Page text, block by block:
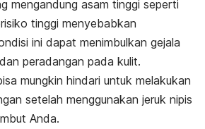
mengandung asam tinggi seperti
tinggi menyebabkan
ini dapat menimbulkan gejala
peradangan pada kulit.
mungkin hindari untuk melakukan
setelah menggunakan jeruk nipis
Anda.